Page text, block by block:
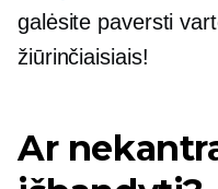
galėsite paversti
žiūrinčiaisiais!
Ar